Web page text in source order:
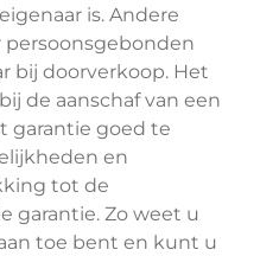
is. Andere
bij doorverkoop. Het
de aanschaf van een
garantie goed te
en
tot de
garantie. Zo weet u
toe bent en kunt u